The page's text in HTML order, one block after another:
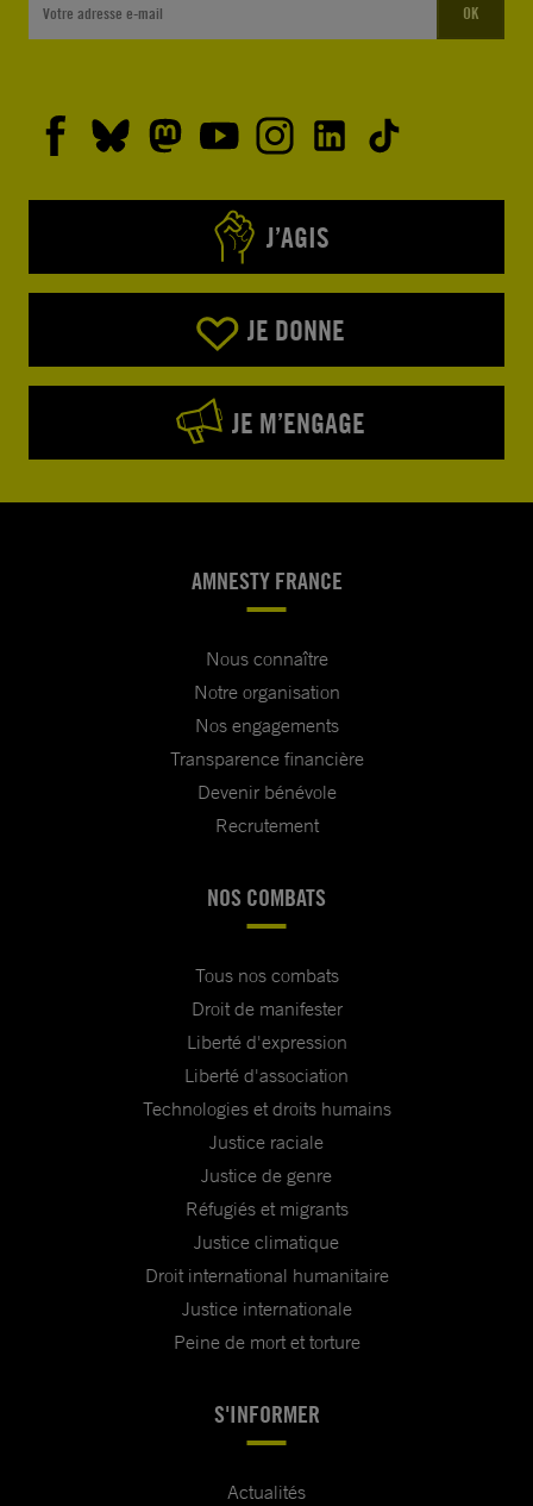
OK
J’AGIS
JE DONNE
JE M’ENGAGE
AMNESTY FRANCE
Nous connaître
Notre organisation
Nos engagements
Transparence financière
Devenir bénévole
Recrutement
NOS COMBATS
Tous nos combats
Droit de manifester
Liberté d'expression
Liberté d'association
Technologies et droits humains
Justice raciale
Justice de genre
Réfugiés et migrants
Justice climatique
Droit international humanitaire
Justice internationale
Peine de mort et torture
S'INFORMER
Actualités